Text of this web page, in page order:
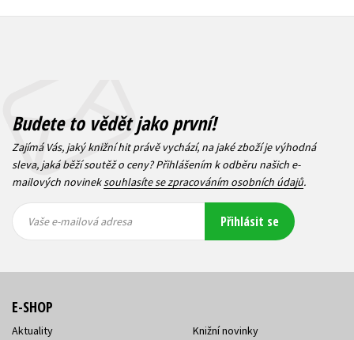
Budete to vědět jako první!
Zajímá Vás, jaký knižní hit právě vychází, na jaké zboží je výhodná
sleva, jaká běží soutěž o ceny? Přihlášením k odběru našich e-
mailových novineksouhlasíte se zpracováním osobních údajů.
mailová
mailová
Vaše e-mailová adresa Přihlásit se
E-SHOP
Aktuality
Knižní novinky